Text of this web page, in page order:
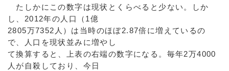
たしかにこの数字は現状とくらべると少ない。しか
し、2012年の人口（1億
2805万7352人）は当時のほぼ2.87倍に増えているの
で、人口を現状並みに増やし
て換算すると、上表の右端の数字になる。毎年2万4000
人が自殺しており、今日